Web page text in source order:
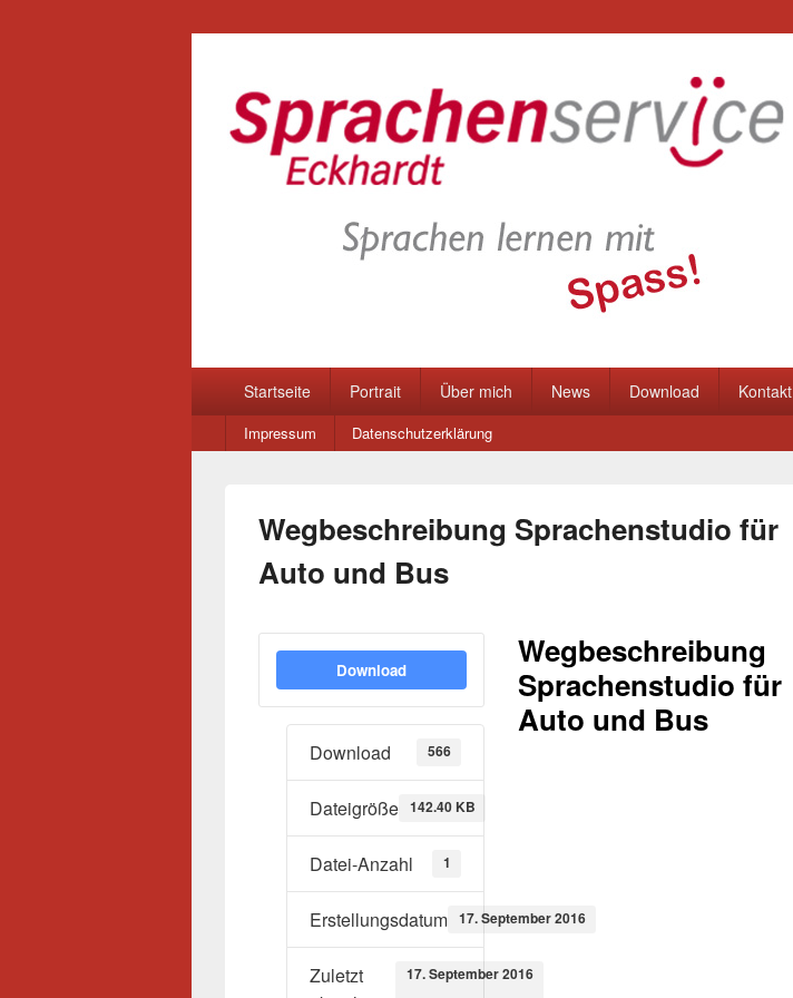
Startseite Portrait Über mich News Download Kontakt
Sekundär-
Menü
Impressum Datenschutzerklärung
Wegbeschreibung Sprachenstudio für
Auto und Bus
Download
Download 566
Dateigröße 142.40 KB
Datei-Anzahl 1
Erstellungsdatum 17. September 2016
Zuletzt
17. September 2016
Wegbeschreibung
Sprachenstudio für
Auto und Bus